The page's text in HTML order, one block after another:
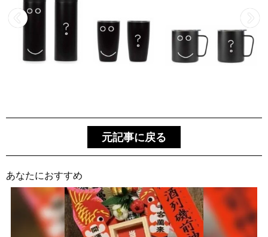
元記事に戻る
あなたにおすすめ